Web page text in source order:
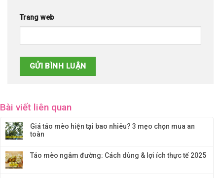
Trang web
Bài viết liên quan
Giá táo mèo hiện tại bao nhiêu? 3 mẹo chọn mua an
toàn
Táo mèo ngâm đường: Cách dùng & lợi ích thực tế 2025